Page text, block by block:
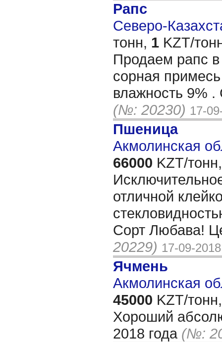
Рапс
Северо-
тонн, 1 KZT/
Продаем рапс
сорная
влажность 9%
(№: 20230) 17-
Пшеница
Акмолинская
66000 KZT/тонн,
отличной
Сорт Любава!
20229) 17-09-2018
Ячмень
Акмолинская
45000 KZT/тонн,
Хороший
2018 года (№: